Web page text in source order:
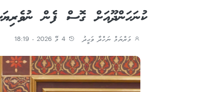
ކުނަހަންދޫއަށް ގޮސް ފެން
މަރްޔަމް ނަހްދާ ވަޙީދު